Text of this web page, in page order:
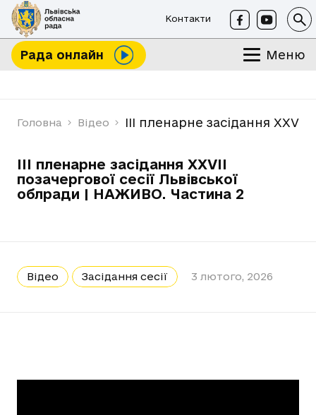
Контакти
Рада онлайн Меню
Головна Відео ІІІ пленарне засідання
ІІІ пленарне засідання XXVIІ
позачергової сесії Львівської
облради | НАЖИВО. Частина 2
Відео Засідання сесії 3 лютого, 2026